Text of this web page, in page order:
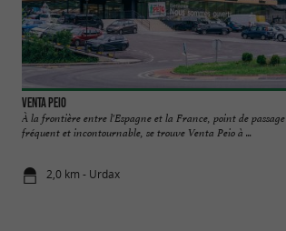
Venta Peio
À la frontière entre l'Espagne et la France, point de passage
fréquent et incontournable, se trouve Venta Peio à ...
2,0 km - Urdax